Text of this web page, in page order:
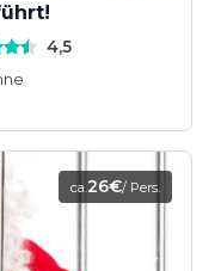
4,5
ca.26€/ Pers.